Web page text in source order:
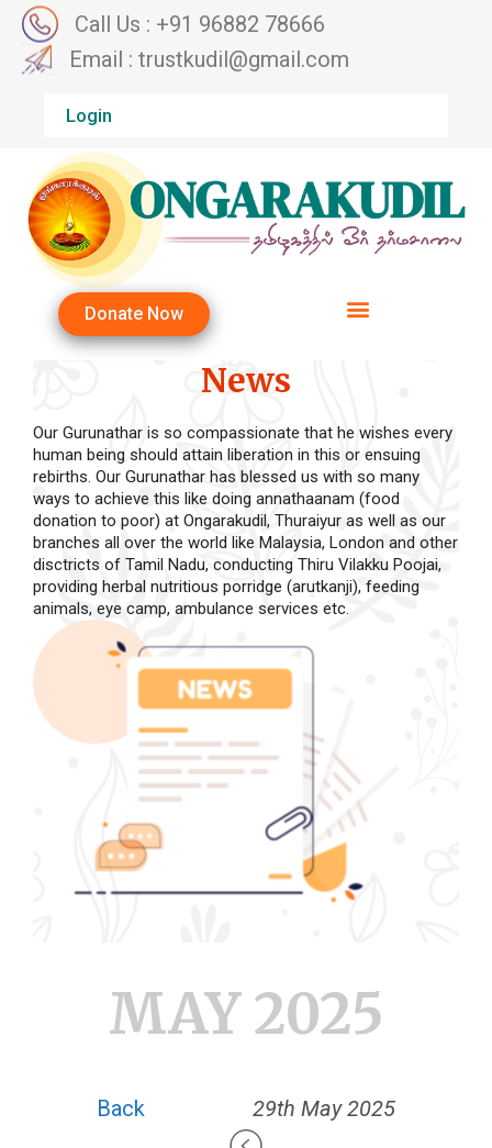
Call Us : +91 96882 78666
Email : trustkudil@gmail.com
Login
Donate Now
News
Our Gurunathar is so compassionate that he wishes every
human being should attain liberation in this or ensuing
rebirths. Our Gurunathar has blessed us with so many
ways to achieve this like doing annathaanam (food
donation to poor) at Ongarakudil, Thuraiyur as well as our
branches all over the world like Malaysia, London and other
disctricts of Tamil Nadu, conducting Thiru Vilakku Poojai,
providing herbal nutritious porridge (arutkanji), feeding
animals, eye camp, ambulance services etc.
MAY 2025
Back 29th May 2025